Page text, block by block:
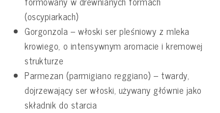
(oscypiarkach)
Gorgonzola – włoski ser pleśniowy z mleka
krowiego, o intensywnym aromacie i kremowej
strukturze
Parmezan (parmigiano reggiano) – twardy,
dojrzewający ser włoski, używany głównie jako
składnik do starcia